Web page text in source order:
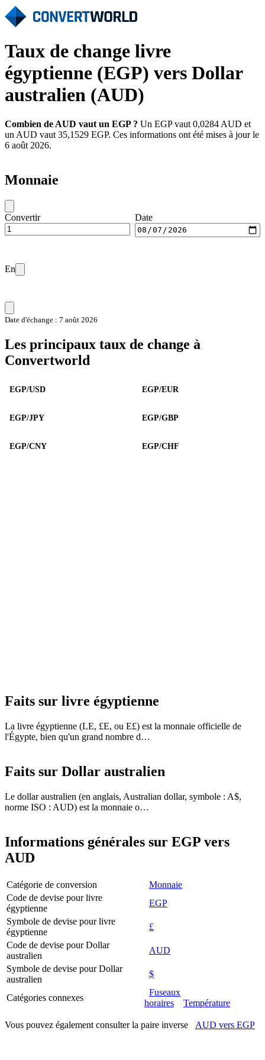
Taux de change livre
égyptienne (EGP) vers Dollar
australien (AUD)
Combien de AUD vaut un EGP ? Un EGP vaut 0,0284 AUD et
un AUD vaut 35,1529 EGP. Ces informations ont été mises à jour le
6 août 2026.
Monnaie
Convertir Date
En
Date d'échange : 7 août 2026
Les principaux taux de change à
Convertworld
EGP/USD EGP/EUR
EGP/JPY EGP/GBP
EGP/CNY EGP/CHF
Faits sur livre égyptienne
La livre égyptienne (LE, £E, ou E£) est la monnaie officielle de
l'Égypte, bien qu'un grand nombre d…
Faits sur Dollar australien
Le dollar australien (en anglais, Australian dollar, symbole : A$,
norme ISO : AUD) est la monnaie o…
Informations générales sur EGP vers
AUD
Catégorie de conversion
Monnaie
Code de devise pour livre
égyptienne
EGP
Symbole de devise pour livre
égyptienne
£
Code de devise pour Dollar
australien
AUD
Symbole de devise pour Dollar
australien
$
Catégories connexes
Fuseaux
horaires
Température
Vous pouvez également consulter la paire inverse AUD vers EGP